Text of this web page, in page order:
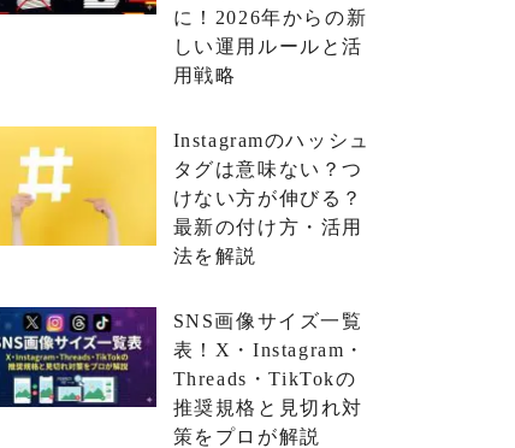
に！2026年からの新
しい運用ルールと活
用戦略
Instagramのハッシュ
タグは意味ない？つ
けない方が伸びる？
最新の付け方・活用
法を解説
SNS画像サイズ一覧
表！X・Instagram・
Threads・TikTokの
推奨規格と見切れ対
策をプロが解説